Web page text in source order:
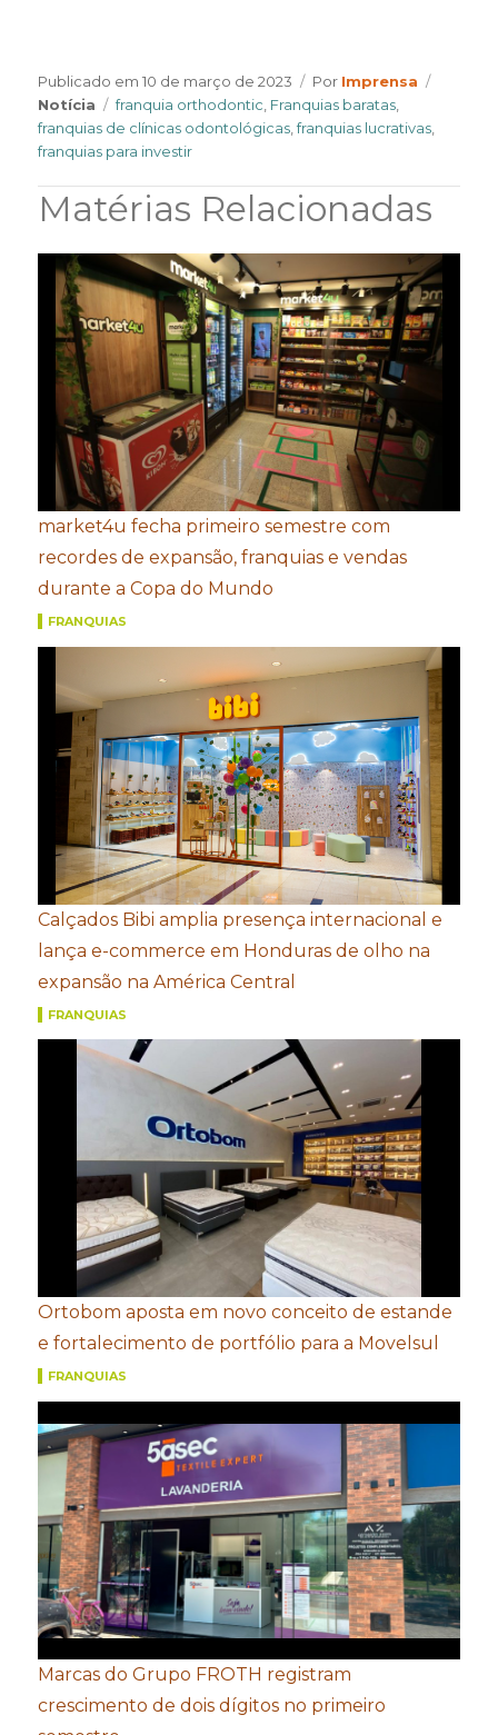
Publicado em10 de março de 2023 Por Author
Imprensa
Notícia
Tags
franquia orthodontic Franquias baratas
franquias de clínicas odontológicas ,franquias lucrativas
franquias para investir
Matérias Relacionadas
market4u fecha primeiro semestre com
recordes de expansão, franquias e vendas
durante a Copa do Mundo
FRANQUIAS
Calçados Bibi amplia presença internacional e
lança e-commerce em Honduras de olho na
expansão na América Central
FRANQUIAS
Ortobom aposta em novo conceito de estande
e fortalecimento de portfólio para a Movelsul
FRANQUIAS
Marcas do Grupo FROTH registram
crescimento de dois dígitos no primeiro